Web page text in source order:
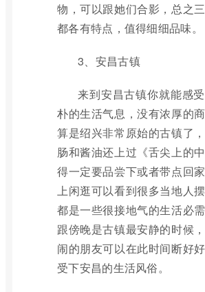
物，可以跟她们合影，总之
都各有特点，值得细细品味。
3、安昌古镇
来到安昌古镇你就能感
朴的生活气息，没有浓厚的
算是绍兴非常原始的古镇了
肠和酱油还上过《舌尖上的
得一定要品尝下或者带点回
上闲逛可以看到很多当地人
都是一些很接地气的生活必
跟傍晚是古镇最安静的时候
闹的朋友可以在此时间断好
受下安昌的生活风俗。